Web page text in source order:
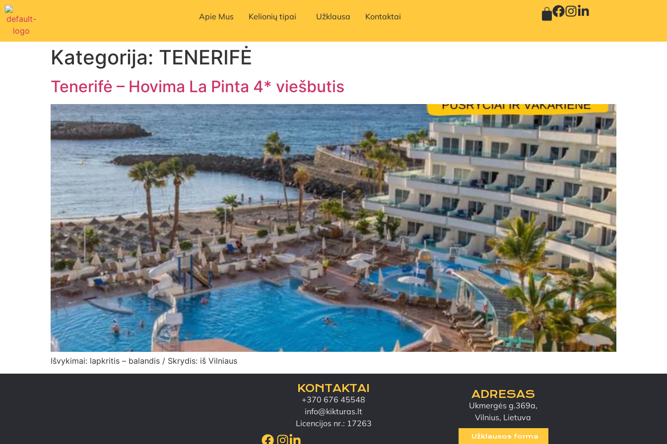
Apie Mus Kelionių tipai Užklausa Kontaktai
Kategorija: TENERIFĖ
Tenerifė – Hovima La Pinta 4* viešbutis
Išvykimai: lapkritis – balandis / Skrydis: iš Vilniaus
KONTAKTAI
+370 676 45548
info@kikturas.lt
Licencijos nr.: 17263
ADRESAS
Ukmergės g.369a,
Vilnius, Lietuva
Užklausos forma